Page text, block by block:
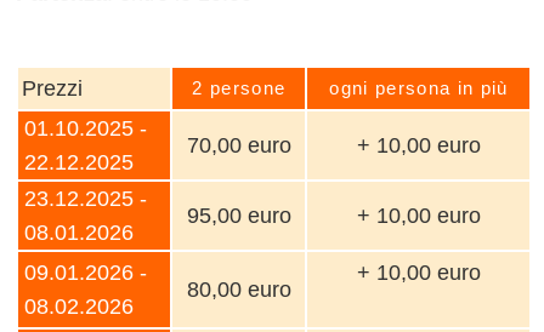
Prezzi 2 persone ogni persona in più
01.10.2025 -
22.12.2025
70,00 euro + 10,00 euro
23.12.2025 -
08.01.2026
95,00 euro + 10,00 euro
09.01.2026 -
08.02.2026
80,00 euro
+ 10,00 euro